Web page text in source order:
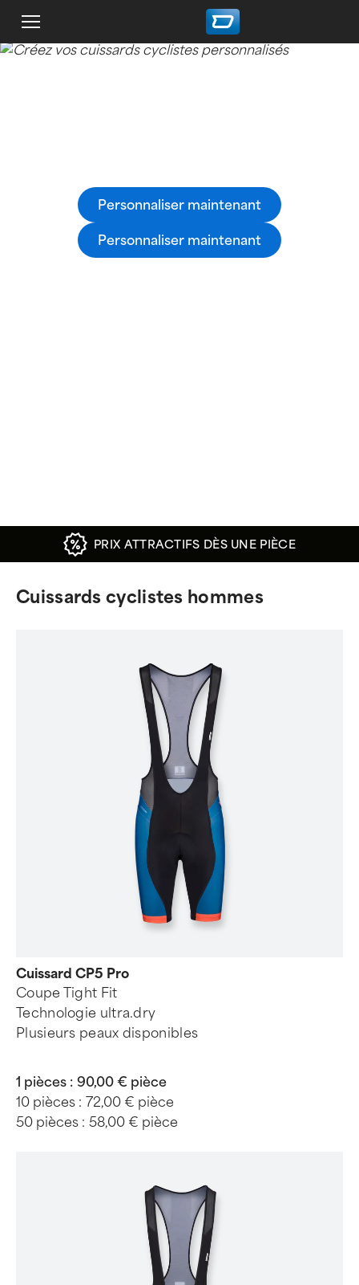
Personnaliser maintenant
Personnaliser maintenant
PRIX ATTRACTIFS DÈS UNE PIÈCE
Cuissards cyclistes hommes
Cuissard CP5 Pro
Coupe Tight Fit
Technologie ultra.dry
Plusieurs peaux disponibles
1 pièces : 90,00 € pièce
10 pièces : 72,00 € pièce
50 pièces : 58,00 € pièce